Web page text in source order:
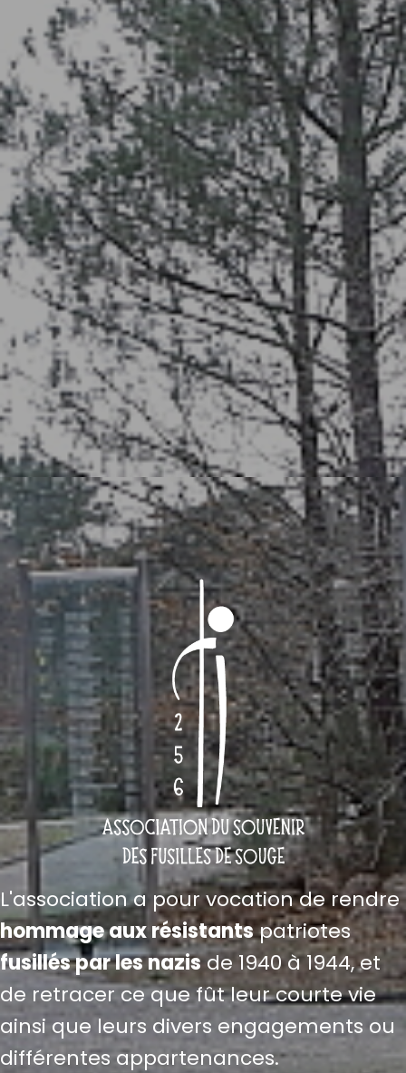
L'association a pour vocation de rendre
hommage aux résistantspatriotes
fusillés par les nazisde 1940 à 1944, et
de retracer ce que fût leur courte vie
ainsi que leurs divers engagements ou
différentes appartenances.